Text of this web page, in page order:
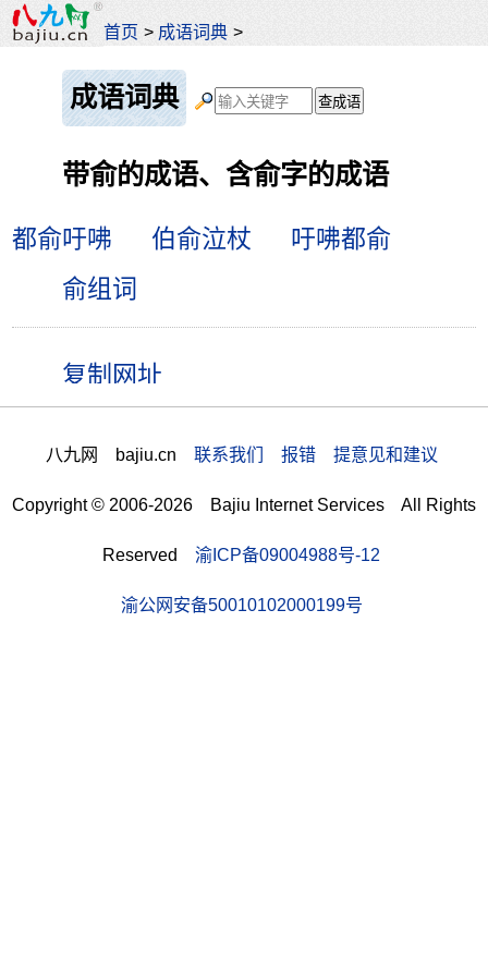
首页 > 成语词典 >
成语词典
带俞的成语、含俞字的成语
都俞吁咈 伯俞泣杖
吁咈都俞
俞组词
八九网 bajiu.cn 联系我们 报错 提意见和建议
Copyright © 2006-2026 Bajiu Internet Services All Rights
Reserved 渝ICP备09004988号-12
渝公网安备50010102000199号